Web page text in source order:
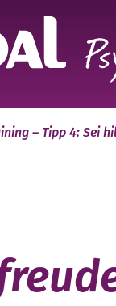
– Tipp 4: Sei